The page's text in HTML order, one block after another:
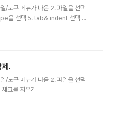
/도구 메뉴가 나옴 2. 파일을 선택
을 선택 5. tab& indent 선택 팝
.
/도구 메뉴가 나옴 2. 파일을 선택
크를 지우기